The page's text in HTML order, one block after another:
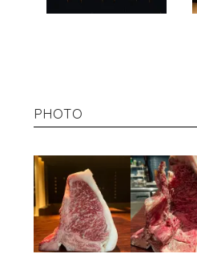
PHOTO